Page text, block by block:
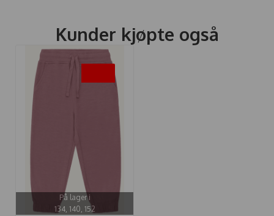
Kunder kjøpte også
På lager i
134, 140, 152